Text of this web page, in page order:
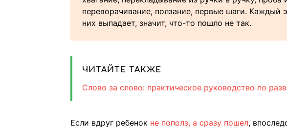
переворачивание, ползание, первые шаги. Каждый
них выпадает, значит, что-то пошло не так.
ЧИТАЙТЕ ТАКЖЕ
Слово за слово: практическое руководство по
Если вдруг ребенок не пополз, а сразу пошел,